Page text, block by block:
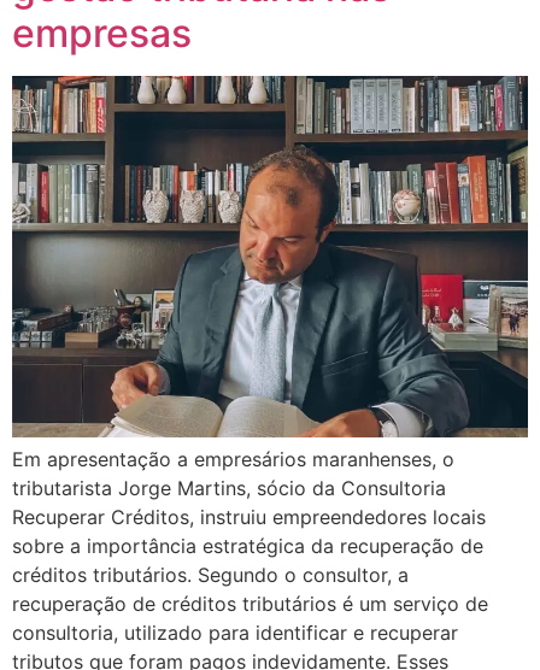
empresas
Em apresentação a empresários maranhenses, o
tributarista Jorge Martins, sócio da Consultoria
Recuperar Créditos, instruiu empreendedores locais
sobre a importância estratégica da recuperação de
créditos tributários. Segundo o consultor, a
recuperação de créditos tributários é um serviço de
consultoria, utilizado para identificar e recuperar
tributos que foram pagos indevidamente. Esses